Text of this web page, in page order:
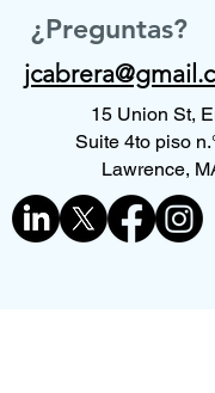
¿Preguntas?
15 Union St,
Suite 4to piso
Lawrence,